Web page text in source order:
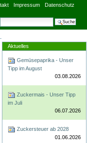
Impressum Datenschutz
Website durchsuchen
Suche
Aktuelles
Gemüsepaprika - Unser
Tipp im August
03.08.2026
Zuckermais - Unser Tipp
im Juli
06.07.2026
Zuckersteuer ab 2028
01.06.2026